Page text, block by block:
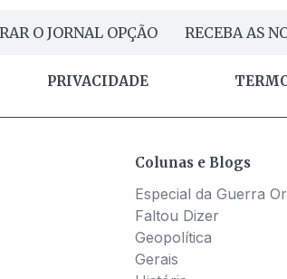
O JORNAL OPÇÃO RECEBA AS
PRIVACIDADE
Colunas e Blogs
Especial da Guerra
Faltou Dizer
Geopolítica
Gerais